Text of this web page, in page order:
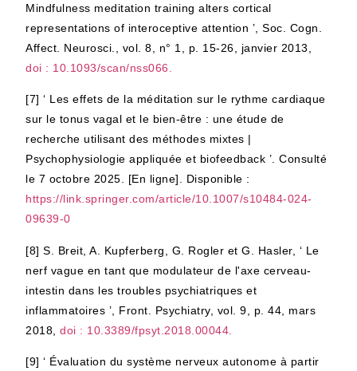
Mindfulness meditation training alters cortical
representations of interoceptive attention ’, Soc. Cogn.
Affect. Neurosci., vol. 8, n° 1, p. 15-26, janvier 2013,
doi : 10.1093/scan/nss066.
[7] ‘ Les effets de la méditation sur le rythme cardiaque
sur le tonus vagal et le bien-être : une étude de
recherche utilisant des méthodes mixtes |
Psychophysiologie appliquée et biofeedback ’. Consulté
le 7 octobre 2025. [En ligne]. Disponible :
https://link.springer.com/article/10.1007/s10484-024-
09639-0
[8] S. Breit, A. Kupferberg, G. Rogler et G. Hasler, ‘ Le
nerf vague en tant que modulateur de l'axe cerveau-
intestin dans les troubles psychiatriques et
inflammatoires ’, Front. Psychiatry, vol. 9, p. 44, mars
2018,doi : 10.3389/fpsyt.2018.00044.
[9] ‘ Évaluation du système nerveux autonome à partir